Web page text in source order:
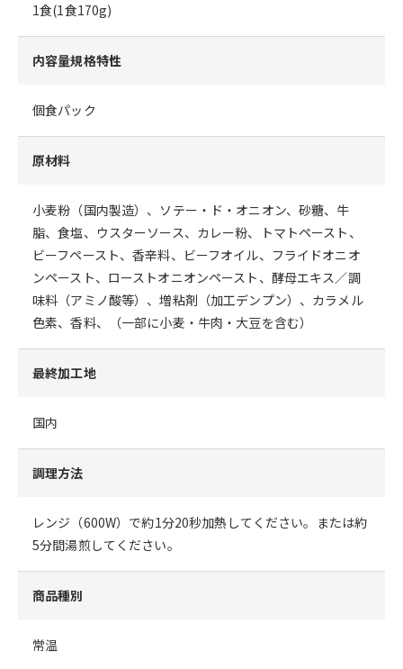
1食(1食170g)
内容量規格特性
個食パック
原材料
小麦粉（国内製造）、ソテー・ド・オニオン、砂糖、牛
脂、食塩、ウスターソース、カレー粉、トマトペースト、
ビーフペースト、香辛料、ビーフオイル、フライドオニオ
ンペースト、ローストオニオンペースト、酵母エキス／調
味料（アミノ酸等）、増粘剤（加工デンプン）、カラメル
色素、香料、（一部に小麦・牛肉・大豆を含む）
最終加工地
国内
調理方法
レンジ（600W）で約1分20秒加熱してください。または約
5分間湯煎してください。
商品種別
常温